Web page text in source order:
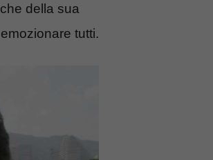
della sua
tutti.